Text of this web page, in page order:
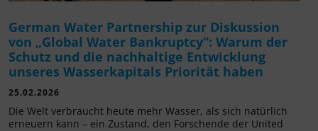
German Water Partnership zur Diskussion
von „Global Water Bankruptcy“: Warum der
Schutz und die nachhaltige Entwicklung
unseres Wasserkapitals Priorität haben
25.02.2026
Die Welt verbraucht heute mehr Wasser, als sich natürlich
erneuern kann – ein Zustand, den Forschende der United